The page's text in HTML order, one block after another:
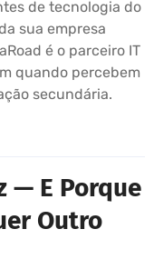
de tecnologia do
sua empresa
é o parceiro IT
quando percebem
secundária.
— E Porque
Outro